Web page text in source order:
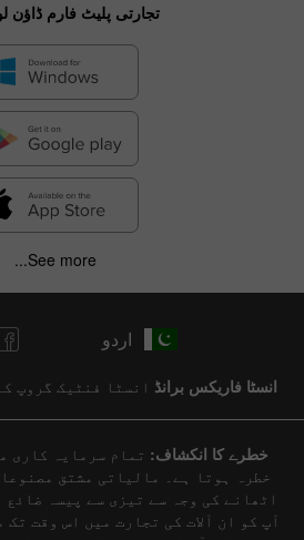
Line
Bar
تجارتی پلیٹ فارم ڈاؤن
See more...
اردو
انسٹا فاریکس برانڈ انسٹا فنٹیک گروپ
خطرے کا انکشاف: تمام سرمایہ کاری
خطرہ ہوتا ہے۔ مالیاتی مشتق
اٹھانے کی وجہ سے تیزی سے پیسہ ضائع
آپ کو ان آلات کی تجارت میں اس وقت